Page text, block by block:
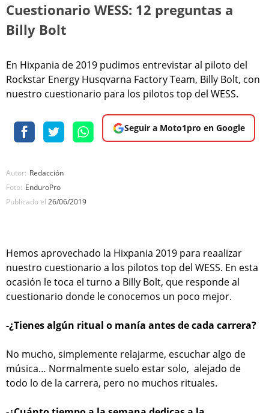
Cuestionario WESS: 12 preguntas a
Billy Bolt
En Hixpania de 2019 pudimos entrevistar al piloto del
Rockstar Energy Husqvarna Factory Team, Billy Bolt, con
nuestro cuestionario para los pilotos top del WESS.
Seguir a Moto1pro en Google
Autor: Redacción
Foto: EnduroPro
Publicado el 26/06/2019
Hemos aprovechado la Hixpania 2019 para reaalizar
nuestro cuestionario a los pilotos top del WESS. En esta
ocasión le toca el turno a Billy Bolt, que responde al
cuestionario donde le conocemos un poco mejor.
-¿Tienes algún ritual o manía antes de cada carrera?
No mucho, simplemente relajarme, escuchar algo de
música… Normalmente suelo estar solo, alejado de
todo lo de la carrera, pero no muchos rituales.